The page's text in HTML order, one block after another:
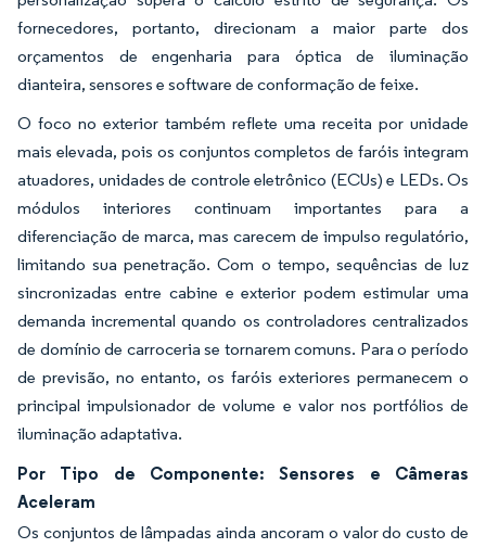
fornecedores, portanto, direcionam a maior parte dos
orçamentos de engenharia para óptica de iluminação
dianteira, sensores e software de conformação de feixe.
O foco no exterior também reflete uma receita por unidade
mais elevada, pois os conjuntos completos de faróis integram
atuadores, unidades de controle eletrônico (ECUs) e LEDs. Os
módulos interiores continuam importantes para a
diferenciação de marca, mas carecem de impulso regulatório,
limitando sua penetração. Com o tempo, sequências de luz
sincronizadas entre cabine e exterior podem estimular uma
demanda incremental quando os controladores centralizados
de domínio de carroceria se tornarem comuns. Para o período
de previsão, no entanto, os faróis exteriores permanecem o
principal impulsionador de volume e valor nos portfólios de
iluminação adaptativa.
Por Tipo de Componente: Sensores e Câmeras
Aceleram
Os conjuntos de lâmpadas ainda ancoram o valor do custo de